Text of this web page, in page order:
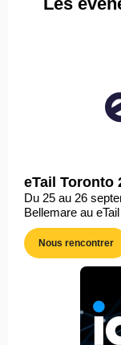
eTail Toronto
Du 25 au 26
Bellemare au
Nous rencontrer